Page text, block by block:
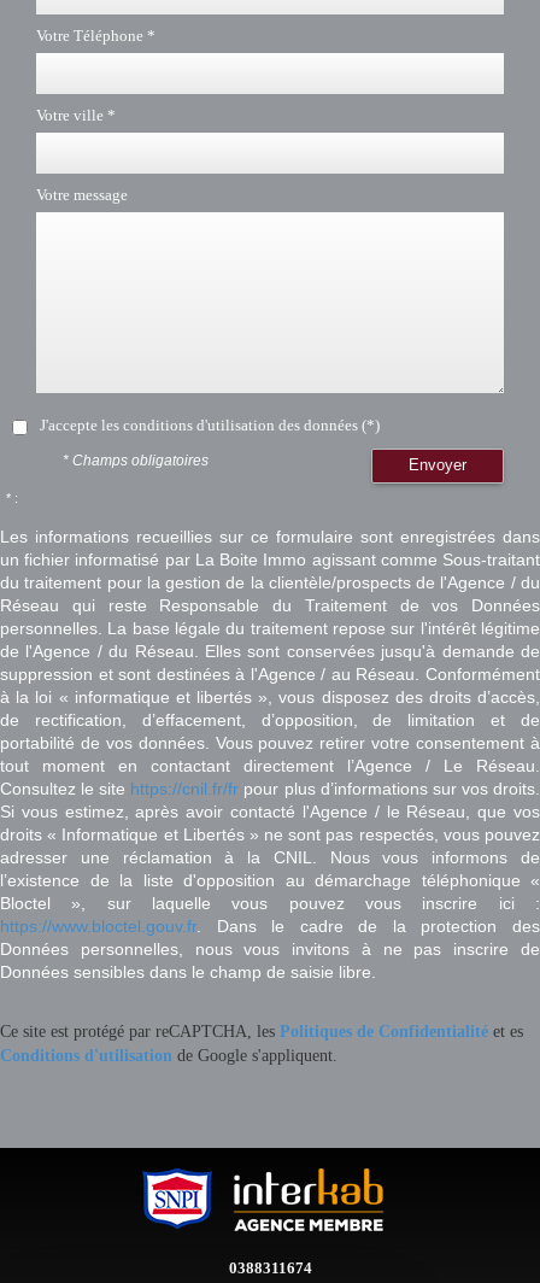
Votre Téléphone *
Votre ville *
Votre message
J'accepte les conditions d'utilisation des données (*)
Envoyer
* Champs obligatoires
* :
Les informations recueillies sur ce formulaire sont enregistrées dans
un fichier informatisé par La Boite Immo agissant comme Sous-traitant
du traitement pour la gestion de la clientèle/prospects de l'Agence / du
Réseau qui reste Responsable du Traitement de vos Données
personnelles. La base légale du traitement repose sur l'intérêt légitime
de l'Agence / du Réseau. Elles sont conservées jusqu'à demande de
suppression et sont destinées à l'Agence / au Réseau. Conformément
à la loi « informatique et libertés », vous disposez des droits d’accès,
de rectification, d’effacement, d’opposition, de limitation et de
portabilité de vos données. Vous pouvez retirer votre consentement à
tout moment en contactant directement l’Agence / Le Réseau.
Consultez le site https://cnil.fr/fr pour plus d’informations sur vos droits.
Si vous estimez, après avoir contacté l'Agence / le Réseau, que vos
droits « Informatique et Libertés » ne sont pas respectés, vous pouvez
adresser une réclamation à la CNIL. Nous vous informons de
l’existence de la liste d'opposition au démarchage téléphonique «
Bloctel », sur laquelle vous pouvez vous inscrire ici :
https://www.bloctel.gouv.fr. Dans le cadre de la protection des
Données personnelles, nous vous invitons à ne pas inscrire de
Données sensibles dans le champ de saisie libre.
Ce site est protégé par reCAPTCHA, les Politiques de Confidentialité et es
Conditions d'utilisation de Google s'appliquent.
0388311674